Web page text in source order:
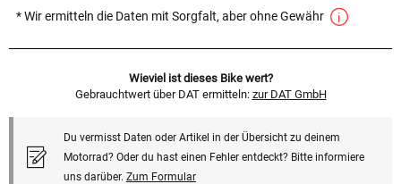
* Wir ermitteln die Daten mit Sorgfalt, aber ohne Gewähr
Wieviel ist dieses Bike wert?
Gebrauchtwert über DAT ermitteln: zur DAT GmbH
Du vermisst Daten oder Artikel in der Übersicht zu deinem
Motorrad? Oder du hast einen Fehler entdeckt? Bitte informiere
uns darüber. Zum Formular